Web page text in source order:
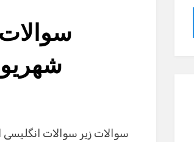
شهریور 91 به صورت